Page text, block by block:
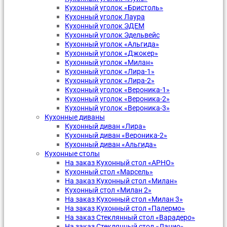
Кухонный уголок «Бристоль»
Кухонный уголок Лаура
Кухонный уголок ЭДЕМ
Кухонный уголок Эдельвейс
Кухонный уголок «Альгида»
Кухонный уголок «Джокер»
Кухонный уголок «Милан»
Кухонный уголок «Лира-1»
Кухонный уголок «Лира-2»
Кухонный уголок «Вероника-1»
Кухонный уголок «Вероника-2»
Кухонный уголок «Вероника-3»
Кухонные диваны
Кухонный диван «Лира»
Кухонный диван «Вероника-2»
Кухонный диван «Альгида»
Кухонные столы
На заказ Кухонный стол «АРНО»
Кухонный стол «Марсель»
На заказ Кухонный стол «Милан»
Кухонный стол «Милан 2»
На заказ Кухонный стол «Милан 3»
На заказ Кухонный стол «Палермо»
На заказ Стеклянный стол «Варадеро»